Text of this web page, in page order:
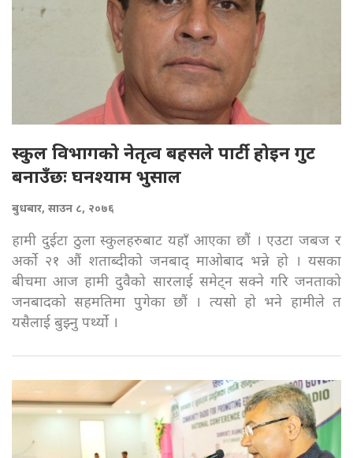
स्कुल विभागको नेतृत्व बहसले पार्टी होइन गुट
बनाउँछः घनश्याम भुसाल
बुधबार, साउन ८, २०७६
हामी दुईटा ठुला स्कुलहरुबाट यहाँ आएका छौं । एउटा जबज र
अर्को २१ औं शताब्दीको जनबाद् माओबाद भन्ने हो । यसका
बीचमा आज हामी दुवैको सारलाई समेट्न सक्ने गरि जनताको
जनबादको सहमतिमा पुगेका छौं । त्यसो हो भने हामीले त
यसैलाई बुझ्नु पर्थ्यो ।